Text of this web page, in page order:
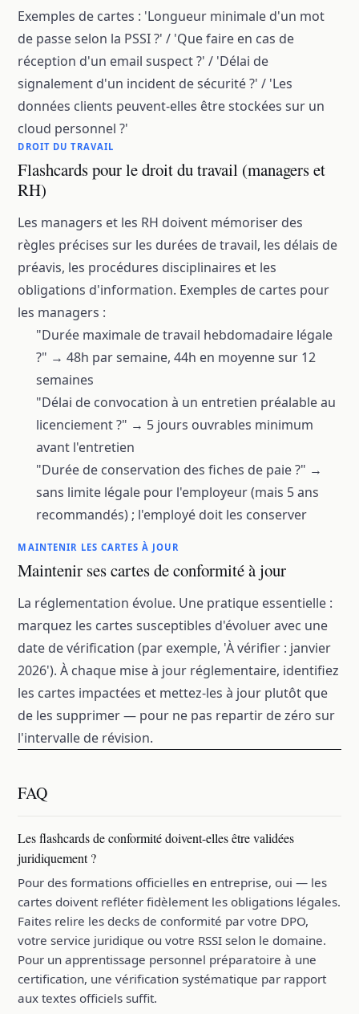
Exemples de cartes : 'Longueur minimale d'un mot
de passe selon la PSSI ?' / 'Que faire en cas de
réception d'un email suspect ?' / 'Délai de
signalement d'un incident de sécurité ?' / 'Les
données clients peuvent-elles être stockées sur un
cloud personnel ?'
DROIT DU TRAVAIL
Flashcards pour le droit du travail (managers et
RH)
Les managers et les RH doivent mémoriser des
règles précises sur les durées de travail, les délais de
préavis, les procédures disciplinaires et les
obligations d'information. Exemples de cartes pour
les managers :
"Durée maximale de travail hebdomadaire légale
?" → 48h par semaine, 44h en moyenne sur 12
semaines
"Délai de convocation à un entretien préalable au
licenciement ?" → 5 jours ouvrables minimum
avant l'entretien
"Durée de conservation des fiches de paie ?" →
sans limite légale pour l'employeur (mais 5 ans
recommandés) ; l'employé doit les conserver
MAINTENIR LES CARTES À JOUR
Maintenir ses cartes de conformité à jour
La réglementation évolue. Une pratique essentielle :
marquez les cartes susceptibles d'évoluer avec une
date de vérification (par exemple, 'À vérifier : janvier
2026'). À chaque mise à jour réglementaire, identifiez
les cartes impactées et mettez-les à jour plutôt que
de les supprimer — pour ne pas repartir de zéro sur
l'intervalle de révision.
FAQ
Les flashcards de conformité doivent-elles être validées
juridiquement ?
Pour des formations officielles en entreprise, oui — les
cartes doivent refléter fidèlement les obligations légales.
Faites relire les decks de conformité par votre DPO,
votre service juridique ou votre RSSI selon le domaine.
Pour un apprentissage personnel préparatoire à une
certification, une vérification systématique par rapport
aux textes officiels suffit.